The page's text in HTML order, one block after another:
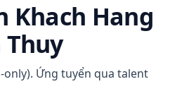
Khach Hang
Thuy
Ứng tuyển qua talent